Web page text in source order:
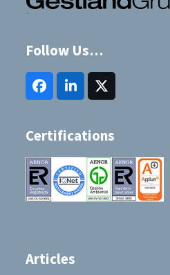
Follow Us…
FacebookLinkedInTwitter
(deprecated)
Certifications
Articles